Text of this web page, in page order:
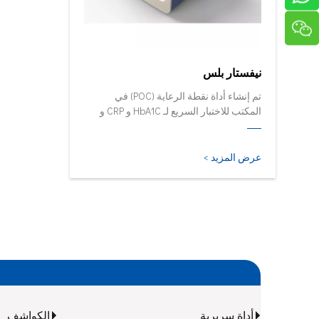
نيفستار بلس
تم إنشاء أداة نقطة الرعاية (POC) في
المكتب للاختبار السريع لـ HbA1C و CRP و
mALB و SAA.
عرض المزيد >
أداة سريرية الكواشف